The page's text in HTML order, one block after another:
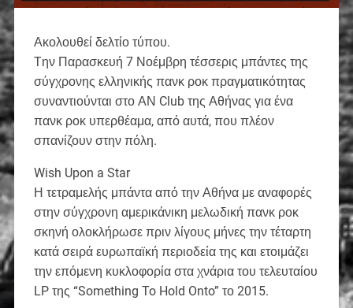
Ακολουθεί δελτίο τύπου.
Tην Παρασκευή 7 Νοέμβρη τέσσερις μπάντες της
σύγχρονης ελληνικής πανκ ροκ πραγματικότητας
συναντιούνται στο ΑΝ Club της Αθήνας για ένα
πανκ ροκ υπερθέαμα, από αυτά, που πλέον
σπανίζουν στην πόλη.
Wish Upon a Star
Η τετραμελής μπάντα από την Αθήνα με αναφορές
στην σύγχρονη αμερικάνικη μελωδική πανκ ροκ
σκηνή ολοκλήρωσε πριν λίγους μήνες την τέταρτη
κατά σειρά ευρωπαϊκή περιοδεία της και ετοιμάζει
την επόμενη κυκλοφορία στα χνάρια του τελευταίου
LP της “Something To Hold Onto” το 2015.